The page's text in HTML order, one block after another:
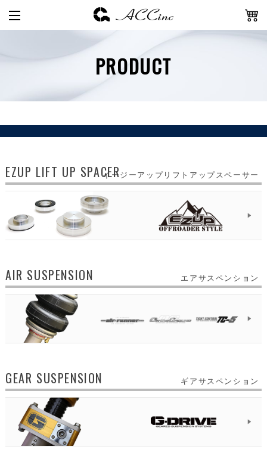
PRODUCT
EZUP LIFT UP SPACERイージーアップリフトアップスペーサー
AIR SUSPENSION エアサスペンション
GEAR SUSPENSION ギアサスペンション